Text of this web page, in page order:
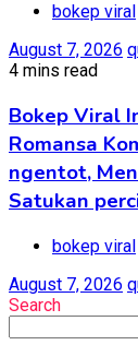
bokep viral
August 7, 2026
4 mins read
Bokep Viral
Romansa
ngentot,
Satukan
bokep viral
August 7, 2026
Search